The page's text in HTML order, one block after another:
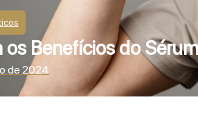
os Benefícios do
de 2024